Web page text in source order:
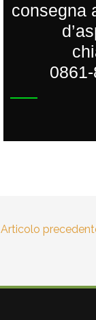
consegna
Articolo